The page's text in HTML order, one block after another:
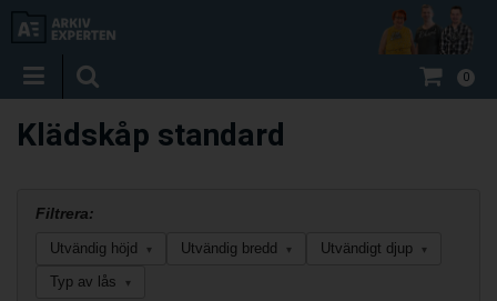
0
Klädskåp standard
Filtrera:
Utvändig höjd ▾ Utvändig bredd ▾ Utvändigt djup ▾
Typ av lås ▾